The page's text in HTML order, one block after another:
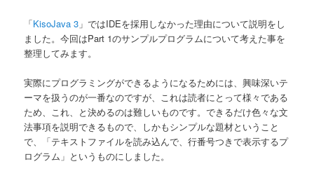
「KisoJava 3 」ではIDEを採用しなかった理由について説明をし
ました。今回はPart 1のサンプルプログラムについて考えた事を
整理してみます。
実際にプログラミングができるようになるためには、興味深いテ
ーマを扱うのが一番なのですが、これは読者にとって様々である
ため、これ、と決めるのは難しいものです。できるだけ色々な文
法事項を説明できるもので、しかもシンプルな題材ということ
で、「テキストファイルを読み込んで、行番号つきで表示するプ
ログラム」というものにしました。